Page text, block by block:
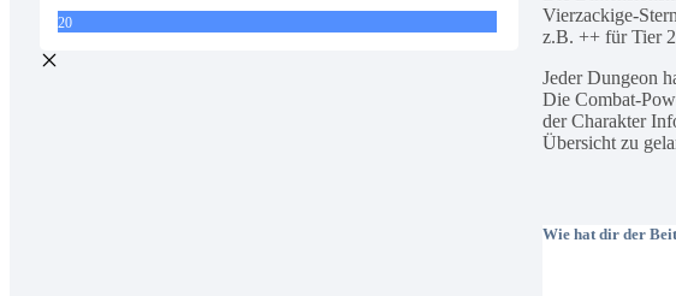
20
Vierzackige-
z.B. ++ für Tier 2
Jeder Dungeon
Die Combat-
der Charakter
Übersicht zu
Wie hat dir der